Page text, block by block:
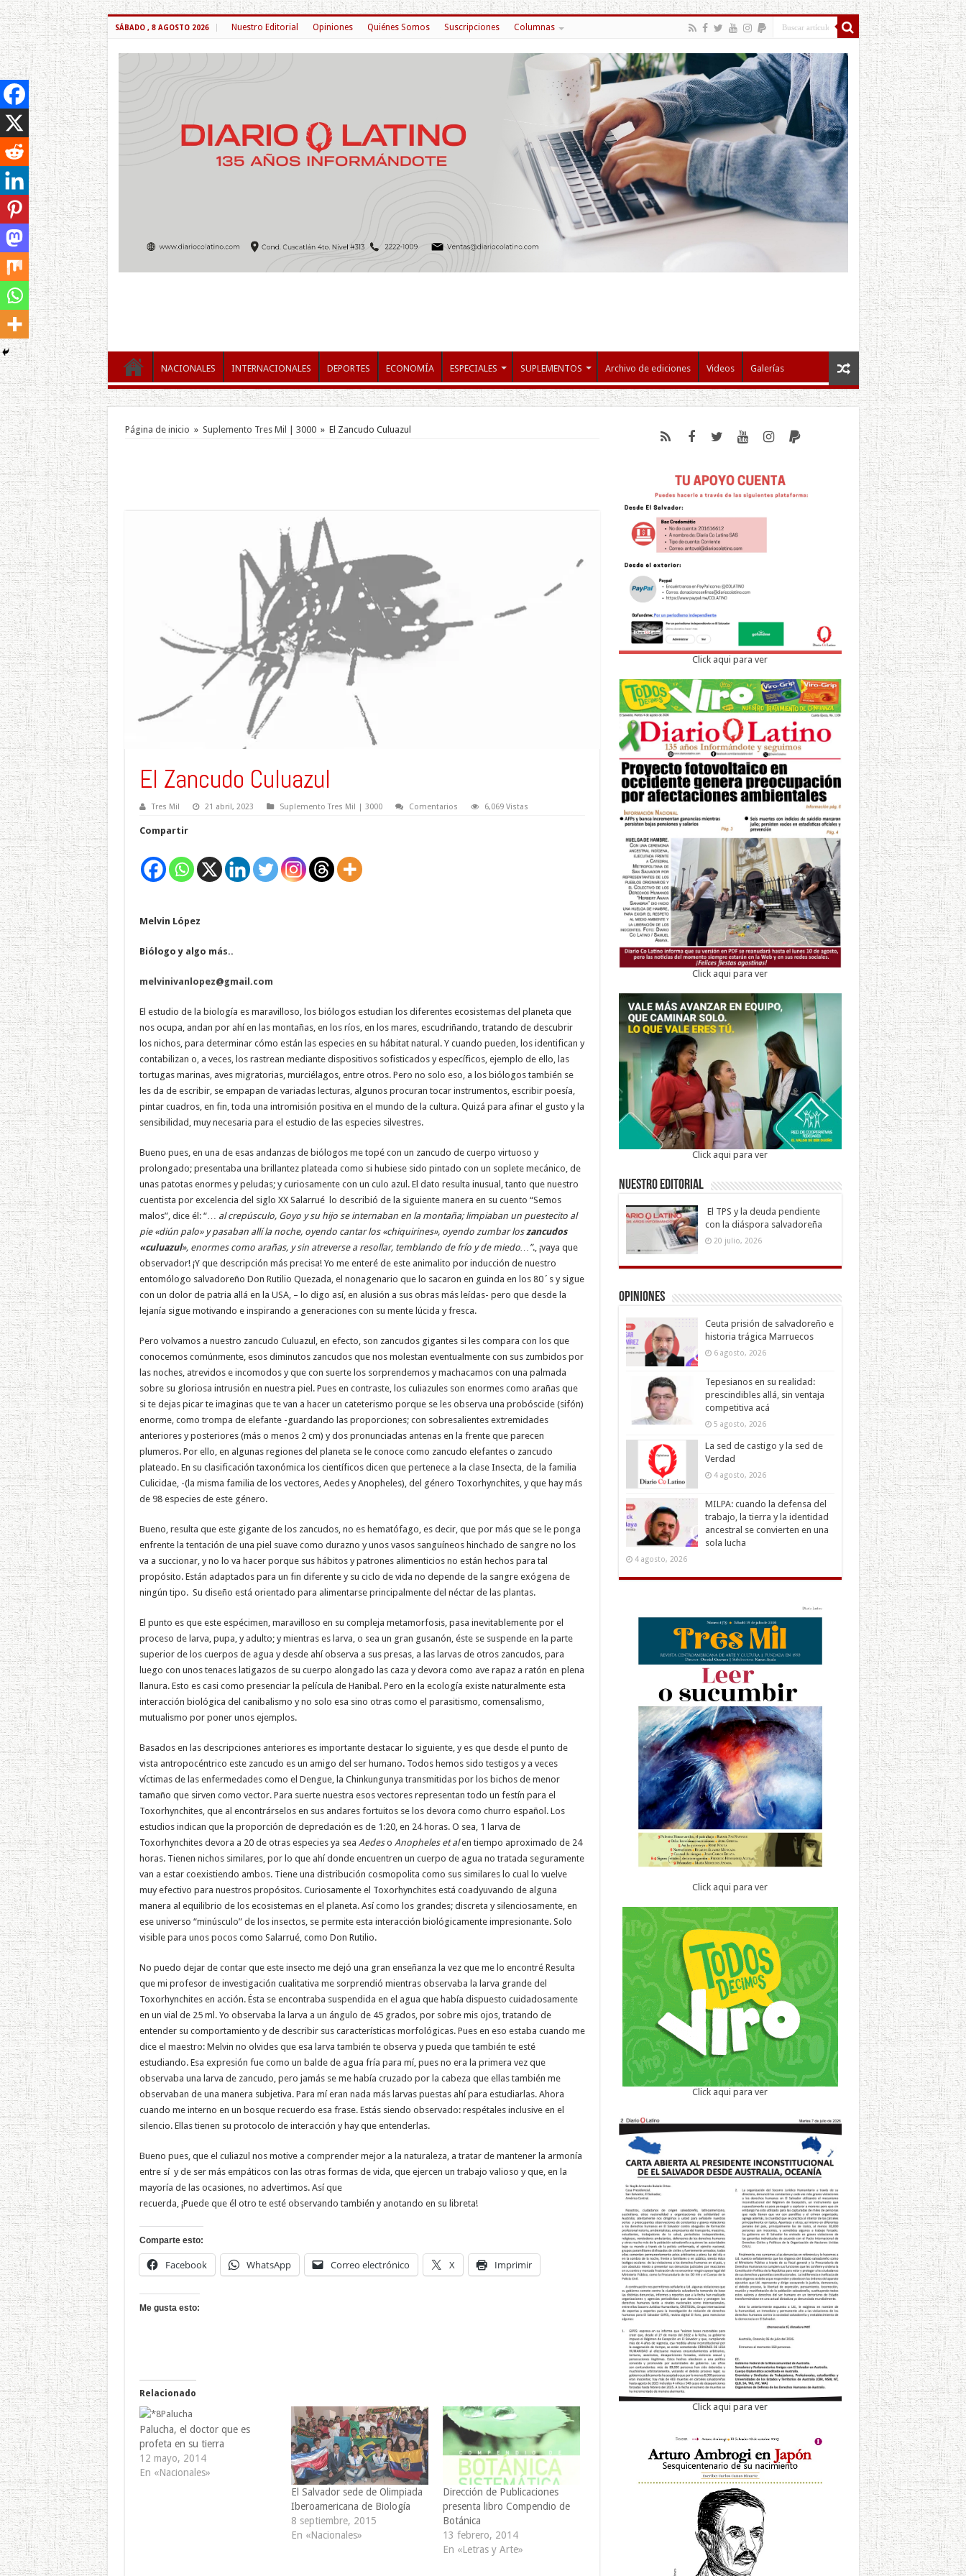
SÁBADO , 8 AGOSTO 2026 Nuestro Editorial Opiniones Quiénes Somos Suscripciones Columnas
NACIONALES INTERNACIONALES DEPORTES ECONOMÍA ESPECIALES SUPLEMENTOS Archivo de ediciones Videos Galerías
Página de inicio » Suplemento Tres Mil | 3000 » El Zancudo Culuazul
El Zancudo Culuazul
Tres Mil 21 abril, 2023 Suplemento Tres Mil | 3000 Comentarios 6,069 Vistas
Compartir
Melvin López
Biólogo y algo más..
melvinivanlopez@gmail.com
El estudio de la biología es maravilloso, los biólogos estudian los diferentes ecosistemas del planeta que
nos ocupa, andan por ahí en las montañas, en los ríos, en los mares, escudriñando, tratando de descubrir
los nichos, para determinar cómo están las especies en su hábitat natural. Y cuando pueden, los identifican y
contabilizan o, a veces, los rastrean mediante dispositivos sofisticados y específicos, ejemplo de ello, las
tortugas marinas, aves migratorias, murciélagos, entre otros. Pero no solo eso, a los biólogos también se
les da de escribir, se empapan de variadas lecturas, algunos procuran tocar instrumentos, escribir poesía,
pintar cuadros, en fin, toda una intromisión positiva en el mundo de la cultura. Quizá para afinar el gusto y la
sensibilidad, muy necesaria para el estudio de las especies silvestres.
Bueno pues, en una de esas andanzas de biólogos me topé con un zancudo de cuerpo virtuoso y
prolongado; presentaba una brillantez plateada como si hubiese sido pintado con un soplete mecánico, de
unas patotas enormes y peludas; y curiosamente con un culo azul. El dato resulta inusual, tanto que nuestro
cuentista por excelencia del siglo XX Salarrué lo describió de la siguiente manera en su cuento “Semos
malos”, dice él: “… al crepúsculo, Goyo y su hijo se internaban en la montaña; limpiaban un puestecito al
pie «diún palo» y pasaban allí la noche, oyendo cantar los «chiquirines», oyendo zumbar loszancudos
«culuazul», enormes como arañas, y sin atreverse a resollar, temblando de frío y de miedo…”., ¡vaya que
observador! ¡Y que descripción más precisa! Yo me enteré de este animalito por inducción de nuestro
entomólogo salvadoreño Don Rutilio Quezada, el nonagenario que lo sacaron en guinda en los 80´s y sigue
con un dolor de patria allá en la USA, – lo digo así, en alusión a sus obras más leídas- pero que desde la
lejanía sigue motivando e inspirando a generaciones con su mente lúcida y fresca.
Pero volvamos a nuestro zancudo Culuazul, en efecto, son zancudos gigantes si les compara con los que
conocemos comúnmente, esos diminutos zancudos que nos molestan eventualmente con sus zumbidos por
las noches, atrevidos e incomodos y que con suerte los sorprendemos y machacamos con una palmada
sobre su gloriosa intrusión en nuestra piel. Pues en contraste, los culiazules son enormes como arañas que
si te dejas picar te imaginas que te van a hacer un cateterismo porque se les observa una probóscide (sifón)
enorme, como trompa de elefante -guardando las proporciones; con sobresalientes extremidades
anteriores y posteriores (más o menos 2 cm) y dos pronunciadas antenas en la frente que parecen
plumeros. Por ello, en algunas regiones del planeta se le conoce como zancudo elefantes o zancudo
plateado. En su clasificación taxonómica los científicos dicen que pertenece a la clase Insecta, de la familia
Culicidae, -(la misma familia de los vectores, Aedes y Anopheles), del género Toxorhynchites, y que hay más
de 98 especies de este género.
Bueno, resulta que este gigante de los zancudos, no es hematófago, es decir, que por más que se le ponga
enfrente la tentación de una piel suave como durazno y unos vasos sanguíneos hinchado de sangre no los
va a succionar, y no lo va hacer porque sus hábitos y patrones alimenticios no están hechos para tal
propósito. Están adaptados para un fin diferente y su ciclo de vida no depende de la sangre exógena de
ningún tipo. Su diseño está orientado para alimentarse principalmente del néctar de las plantas.
El punto es que este espécimen, maravilloso en su compleja metamorfosis, pasa inevitablemente por el
proceso de larva, pupa, y adulto; y mientras es larva, o sea un gran gusanón, éste se suspende en la parte
superior de los cuerpos de agua y desde ahí observa a sus presas, a las larvas de otros zancudos, para
luego con unos tenaces latigazos de su cuerpo alongado las caza y devora como ave rapaz a ratón en plena
llanura. Esto es casi como presenciar la película de Hanibal. Pero en la ecología existe naturalmente esta
interacción biológica del canibalismo y no solo esa sino otras como el parasitismo, comensalismo,
mutualismo por poner unos ejemplos.
Basados en las descripciones anteriores es importante destacar lo siguiente, y es que desde el punto de
vista antropocéntrico este zancudo es un amigo del ser humano. Todos hemos sido testigos y a veces
víctimas de las enfermedades como el Dengue, la Chinkungunya transmitidas por los bichos de menor
tamaño que sirven como vector. Para suerte nuestra esos vectores representan todo un festín para el
Toxorhynchites, que al encontrárselos en sus andares fortuitos se los devora como churro español. Los
estudios indican que la proporción de depredación es de 1:20, en 24 horas. O sea, 1 larva de
Toxorhynchites devora a 20 de otras especies ya sea Aedeso Anopheles et alen tiempo aproximado de 24
horas. Tienen nichos similares, por lo que ahí donde encuentren un cuerpo de agua no tratada seguramente
van a estar coexistiendo ambos. Tiene una distribución cosmopolita como sus similares lo cual lo vuelve
muy efectivo para nuestros propósitos. Curiosamente el Toxorhynchites está coadyuvando de alguna
manera al equilibrio de los ecosistemas en el planeta. Así como los grandes; discreta y silenciosamente, en
ese universo “minúsculo” de los insectos, se permite esta interacción biológicamente impresionante. Solo
visible para unos pocos como Salarrué, como Don Rutilio.
No puedo dejar de contar que este insecto me dejó una gran enseñanza la vez que me lo encontré Resulta
que mi profesor de investigación cualitativa me sorprendió mientras observaba la larva grande del
Toxorhynchites en acción. Ésta se encontraba suspendida en el agua que había dispuesto cuidadosamente
en un vial de 25 ml. Yo observaba la larva a un ángulo de 45 grados, por sobre mis ojos, tratando de
entender su comportamiento y de describir sus características morfológicas. Pues en eso estaba cuando me
dice el maestro: Melvin no olvides que esa larva también te observa y pueda que también te esté
estudiando. Esa expresión fue como un balde de agua fría para mí, pues no era la primera vez que
observaba una larva de zancudo, pero jamás se me había cruzado por la cabeza que ellas también me
observaban de una manera subjetiva. Para mí eran nada más larvas puestas ahí para estudiarlas. Ahora
cuando me interno en un bosque recuerdo esa frase. Estás siendo observado: respétales inclusive en el
silencio. Ellas tienen su protocolo de interacción y hay que entenderlas.
Bueno pues, que el culiazul nos motive a comprender mejor a la naturaleza, a tratar de mantener la armonía
entre sí y de ser más empáticos con las otras formas de vida, que ejercen un trabajo valioso y que, en la
mayoría de las ocasiones, no advertimos. Así que
recuerda, ¡Puede que él otro te esté observando también y anotando en su libreta!
Comparte esto:
Facebook WhatsApp Correo electrónico X Imprimir
Me gusta esto:
Relacionado
Palucha, el doctor que es
profeta en su tierra
12 mayo, 2014
En «Nacionales»
El Salvador sede de Olimpiada
Iberoamericana de Biología
8 septiembre, 2015
En «Nacionales»
Dirección de Publicaciones
presenta libro Compendio de
Botánica
13 febrero, 2014
En «Letras y Arte»
Click aqui para ver
Click aqui para ver
Click aqui para ver
Nuestro Editorial
El TPS y la deuda pendiente
con la diáspora salvadoreña
20 julio, 2026
Opiniones
Ceuta prisión de salvadoreño e
historia trágica Marruecos
6 agosto, 2026
Tepesianos en su realidad:
prescindibles allá, sin ventaja
competitiva acá
5 agosto, 2026
La sed de castigo y la sed de
Verdad
4 agosto, 2026
MILPA: cuando la defensa del
trabajo, la tierra y la identidad
ancestral se convierten en una
sola lucha
4 agosto, 2026
Click aqui para ver
Click aqui para ver
Click aqui para ver